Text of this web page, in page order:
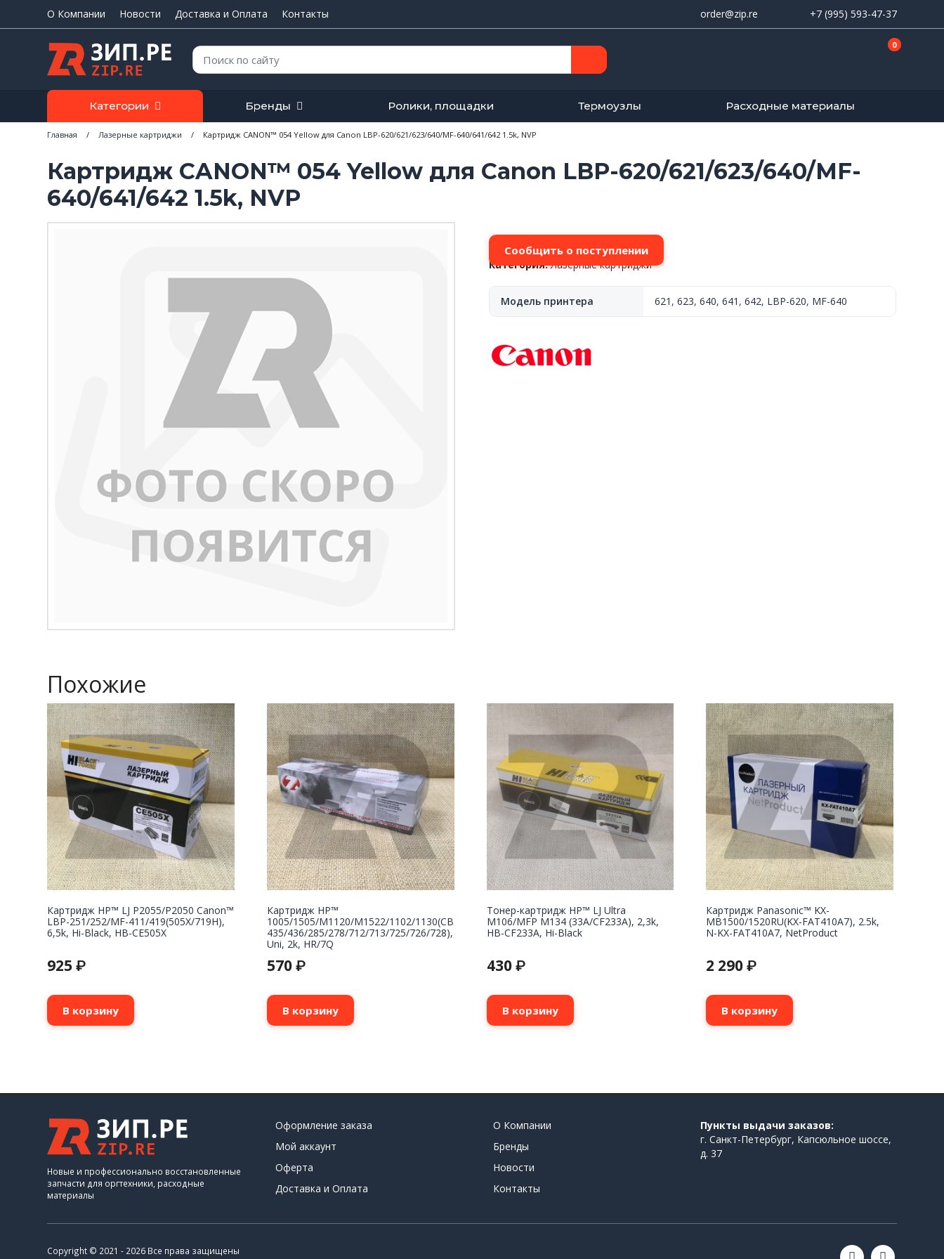
О Компании Новости Доставка и Оплата Контакты order@zip.re +7 (995) 593-47-37
Поиск: 0
Категории Бренды Ролики, площадки Термоузлы Расходные материалы
Главная / Лазерные картриджи / Картридж CANON™ 054 Yellow для Canon LBP-620/621/623/640/MF-640/641/642 1.5k, NVP
Картридж CANON™ 054 Yellow для Canon LBP-620/621/623/640/MF-
640/641/642 1.5k, NVP
Сообщить о поступлении
Категория:Лазерные картриджи
Модель принтера 621 ,623,640,641 ,642, LBP-620, MF-640
Похожие
Картридж НР™ LJ P2055/P2050 Canon™
LBP-251/252/MF-411/419(505X/719H),
6,5k, Hi-Black, HB-CE505X
925 ₽
В корзину
Картридж НР™
1005/1505/M1120/M1522/1102/1130(CB
435/436/285/278/712/713/725/726/728),
Uni, 2k, HR/7Q
570 ₽
В корзину
Тонер-картридж HP™ LJ Ultra
M106/MFP M134 (33A/CF233A), 2,3k,
HB-CF233A, Hi-Black
430 ₽
В корзину
Картридж Panasonic™ KX-
MB1500/1520RU(KX-FAT410A7), 2.5k,
N-KX-FAT410A7, NetProduct
2 290₽
В корзину
Новые и профессионально восстановленные
запчасти для оргтехники, расходные
материалы
Оформление заказа
Мой аккаунт
Оферта
Доставка и Оплата
О Компании
Бренды
Новости
Контакты
Пункты выдачи заказов:
г. Санкт-Петербург, Капсюльное шоссе,
д. 37
Copyright © 2021 - 2026 Все права защищены